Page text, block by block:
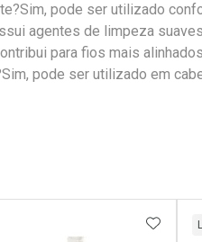
pode ser utilizado
agentes de limpeza
para fios mais
pode ser utilizado em
AOS FAVORITOS